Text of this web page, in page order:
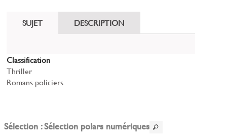
SUJET DESCRIPTION
Classification
Thriller
Romans policiers
Sélection : Sélection polars numériques